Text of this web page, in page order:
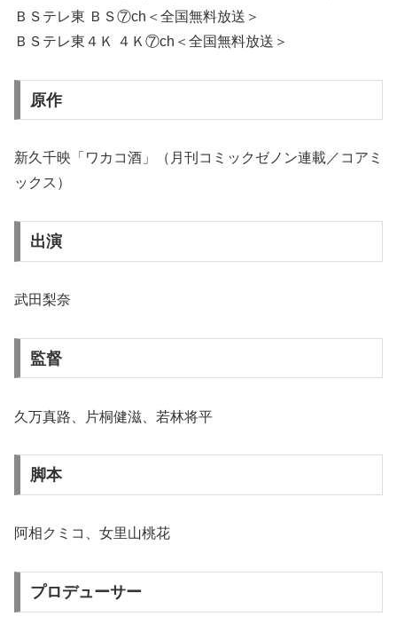
ＢＳテレ東 ＢＳ⑦ch＜全国無料放送＞
ＢＳテレ東４Ｋ ４Ｋ⑦ch＜全国無料放送＞
原作
新久千映「ワカコ酒」（月刊コミックゼノン連載／コアミ
ックス）
出演
武田梨奈
監督
久万真路、片桐健滋、若林将平
脚本
阿相クミコ、女里山桃花
プロデューサー